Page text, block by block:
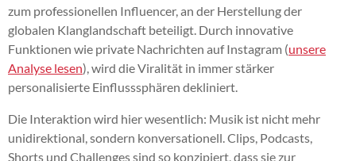
zum professionellen Influencer, an der Herstellung der
globalen Klanglandschaft beteiligt. Durch innovative
Funktionen wie private Nachrichten auf Instagram (unsere
Analyse lesen), wird die Viralität in immer stärker
personalisierte Einflusssphären dekliniert.
Die Interaktion wird hier wesentlich: Musik ist nicht mehr
unidirektional, sondern konversationell. Clips, Podcasts,
Shorts und Challenges sind so konzipiert, dass sie zur